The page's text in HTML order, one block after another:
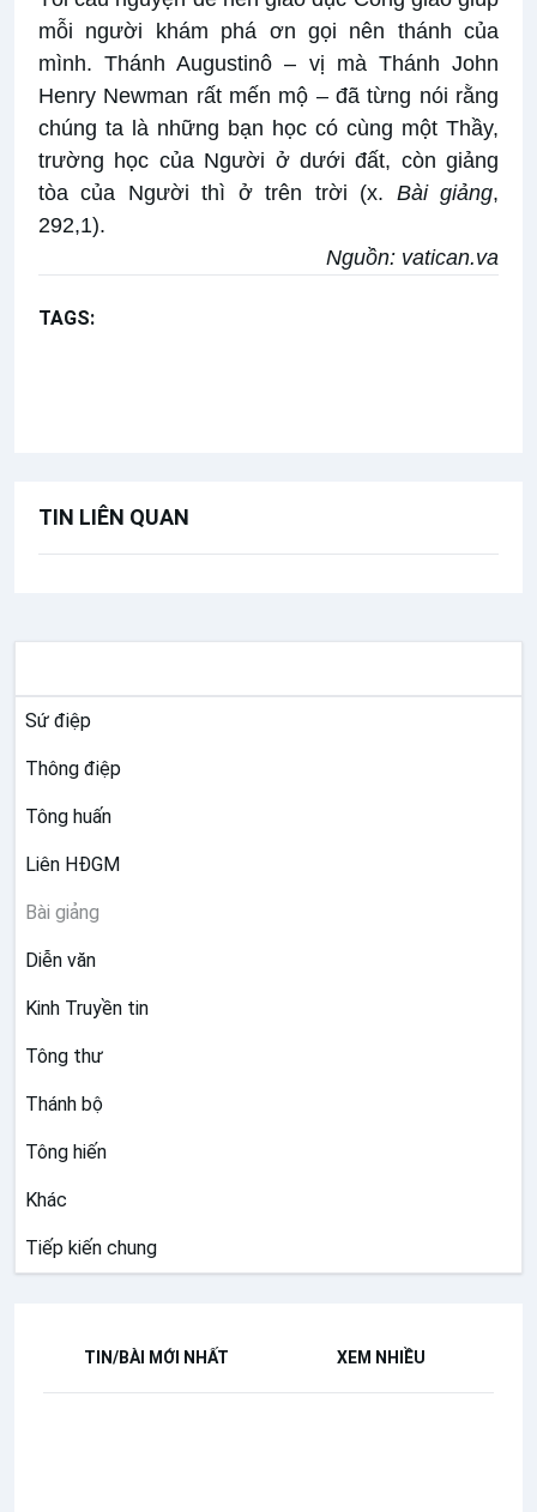
mỗi người khám phá ơn gọi nên thánh của
mình. Thánh Augustinô – vị mà Thánh John
Henry Newman rất mến mộ – đã từng nói rằng
chúng ta là những bạn học có cùng một Thầy,
trường học của Người ở dưới đất, còn giảng
tòa của Người thì ở trên trời (x. Bài giảng,
292,1).
Nguồn: vatican.va
TAGS:
TIN LIÊN QUAN
Sứ điệp
Thông điệp
Tông huấn
Liên HĐGM
Bài giảng
Diễn văn
Kinh Truyền tin
Tông thư
Thánh bộ
Tông hiến
Khác
Tiếp kiến chung
TIN/BÀI MỚI NHẤT XEM NHIỀU